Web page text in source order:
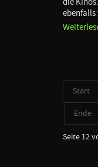
Start
Ende
Seite 12